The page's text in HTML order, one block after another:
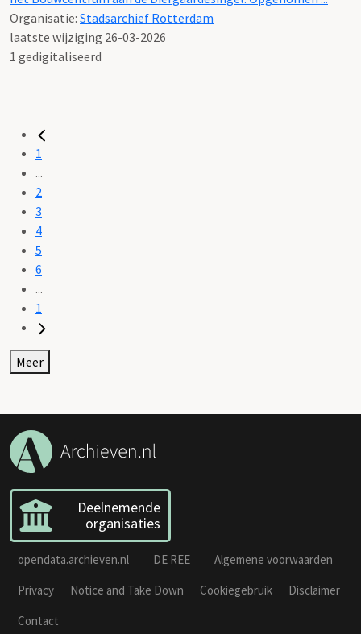
Organisatie: Stadsarchief Rotterdam
laatste wijziging 26-03-2026
1 gedigitaliseerd
1
...
2
3
4
5
6
...
1
Meer
Deelnemende
organisaties
opendata.archieven.nl DE REE
Algemene voorwaarden
Privacy
Notice and Take Down Cookiegebruik
Disclaimer
Contact